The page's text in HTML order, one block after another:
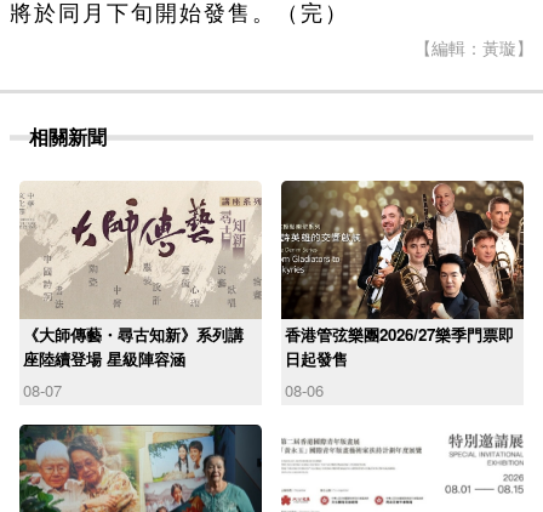
將於同月下旬開始發售。（完）
【編輯：黃璇】
相關新聞
《大師傳藝・尋古知新》系列講
座陸續登場 星級陣容涵
08-07
香港管弦樂團2026/27樂季門票即
日起發售
08-06